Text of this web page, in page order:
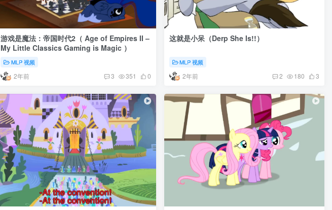
游戏是魔法：帝国时代2（ Age of Empires II –
My Little Classics Gaming is Magic ）
MLP 视频
2年前 3 351 0
这就是小呆（Derp She Is!!）
MLP 视频
2年前 2 180 3